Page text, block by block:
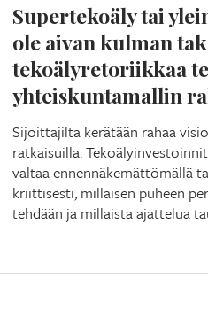
Supertekoäly tai
ole aivan kulman
tekoälyretoriikkaa
yhteiskuntamallin
Sijoittajilta kerätään rahaa
ratkaisuilla.
valtaa ennennäkemättömällä
kriittisesti, millaisen puheen
tehdään ja millaista ajattelua